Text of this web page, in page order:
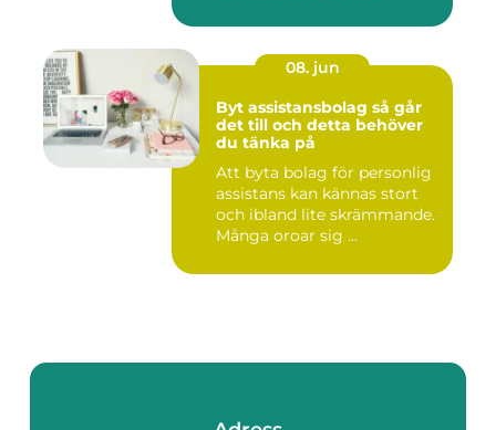
08. jun
Byt assistansbolag så går
det till och detta behöver
du tänka på
Att byta bolag för personlig
assistans kan kännas stort
och ibland lite skrämmande.
Många oroar sig ...